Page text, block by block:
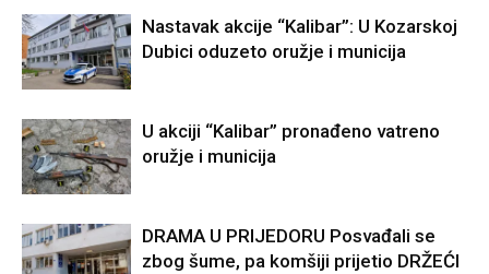
Nastavak akcije “Kalibar”: U Kozarskoj
Dubici oduzeto oružje i municija
U akciji “Kalibar” pronađeno vatreno
oružje i municija
DRAMA U PRIJEDORU Posvađali se
zbog šume, pa komšiji prijetio DRŽEĆI